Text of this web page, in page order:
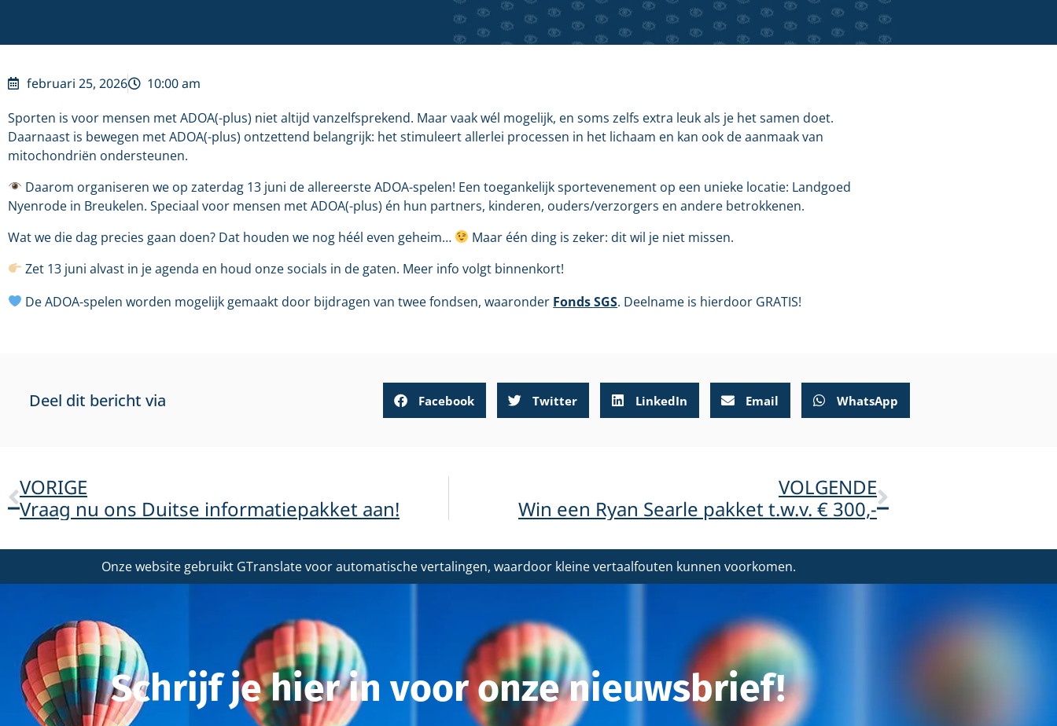
februari 25, 2026
10:00 am
Sporten is voor mensen met ADOA(-plus) niet altijd vanzelfsprekend. Maar vaak wél mogelijk, en soms zelfs extra leuk als je het samen doet.
Daarnaast is bewegen met ADOA(-plus) ontzettend belangrijk: het stimuleert allerlei processen in het lichaam en kan ook de aanmaak van
mitochondriën ondersteunen.
Daarom organiseren we op zaterdag 13 juni de allereerste ADOA-spelen! Een toegankelijk sportevenement op een unieke locatie: Landgoed
Nyenrode in Breukelen. Speciaal voor mensen met ADOA(-plus) én hun partners, kinderen, ouders/verzorgers en andere betrokkenen.
Wat we die dag precies gaan doen? Dat houden we nog héél even geheim…
Maar één ding is zeker: dit wil je niet missen.
Zet 13 juni alvast in je agenda en houd onze socials in de gaten. Meer info volgt binnenkort!
De ADOA-spelen worden mogelijk gemaakt door bijdragen van twee fondsen, waaronder Fonds SGS. Deelname is hierdoor GRATIS!
Deel dit bericht via Facebook Twitter LinkedIn Email WhatsApp
VORIGE
Vraag nu ons Duitse informatiepakket aan!
VOLGENDE
Win een Ryan Searle pakket t.w.v. € 300,-
Onze website gebruikt GTranslate voor automatische vertalingen, waardoor kleine vertaalfouten kunnen voorkomen.
Schrijf je hier in voor onze nieuwsbrief!